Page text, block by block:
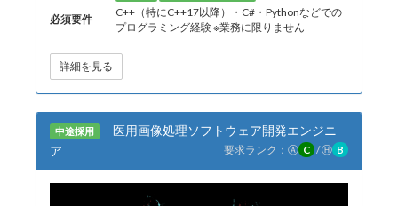
必須要件
C++（特にC++17以降）・C#・Pythonなどでの
プログラミング経験 ※業務に限りません
詳細を見る
中途採用
医用画像処理ソフトウェア開発エンジニ
ア
要求ランク： Ⓐ C /Ⓗ B